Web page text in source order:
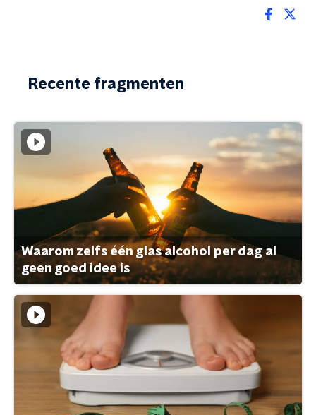
Recente fragmenten
Waarom zelfs één glas alcohol per dag al
geen goed idee is